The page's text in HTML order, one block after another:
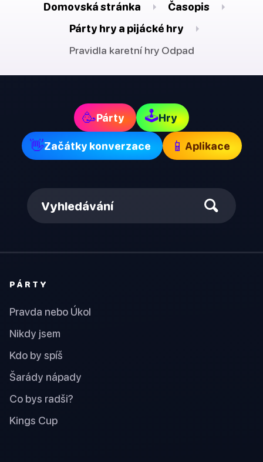
Domovská stránka
Časopis
Párty hry a pijácké hry
Pravidla karetní hry Odpad
🥳Párty 🕹Hry
👋Začátky konverzace 📱 Aplikace
Vyhledávání
PÁRTY
Pravda nebo Úkol
Nikdy jsem
Kdo by spíš
Šarády nápady
Co bys radši?
Kings Cup